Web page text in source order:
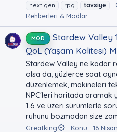
next gen
rpg tavsiye
Rehberleri & Modlar
MOD
Stardew Valley
QoL (Yaşam Kalitesi)
Stardew Valley ne kadar
olsa da, yüzlerce saat
düzenlemek, makineleri
NPC'leri haritada aramak
1.6 ve üzeri sürümlerle
ruhunu bozmadan size
Greatking Konu 16